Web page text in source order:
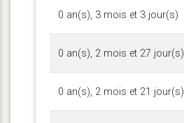
0 an(s), 3 mois et 3 jour(s)
0 an(s), 2 mois et 27 jour(s)
0 an(s), 2 mois et 21 jour(s)